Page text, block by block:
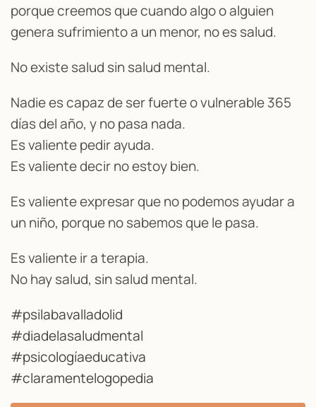
porque creemos que cuando algo o alguien
genera sufrimiento a un menor, no es salud.
No existe salud sin salud mental.
Nadie es capaz de ser fuerte o vulnerable 365
días del año, y no pasa nada.
Es valiente pedir ayuda.
Es valiente decir no estoy bien.
Es valiente expresar que no podemos ayudar a
un niño, porque no sabemos que le pasa.
Es valiente ir a terapia.
No hay salud, sin salud mental.
#psilabavalladolid
#diadelasaludmental
#psicologíaeducativa
#claramentelogopedia